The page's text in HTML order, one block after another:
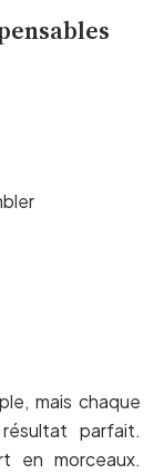
mais chaque
parfait.
en morceaux.